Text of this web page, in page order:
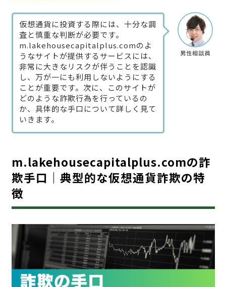
男性相談員
仮想通貨に投資する際には、十分な調
査と慎重な判断が必要です。
m.lakehousecapitalplus.comのよ
うなサイトが提供するサービスには、
非常に大きなリスクが伴うことを認識
し、万が一にも利用しないようにする
ことが重要です。次に、このサイトが
どのような詐欺行為を行っているの
か、具体的な手口について詳しく見て
いきます。
m.lakehousecapitalplus.comの詐
欺手口｜典型的な仮想通貨詐欺の特
徴